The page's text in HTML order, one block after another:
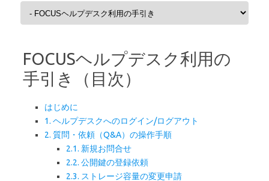
コンテンツへスキップ
FOCUSヘルプデスク利用の
手引き（目次）
はじめに
1. ヘルプデスクへのログイン/ログアウト
2. 質問・依頼（Q&A）の操作手順
2.1. 新規お問合せ
2.2. 公開鍵の登録依頼
2.3. ストレージ容量の変更申請